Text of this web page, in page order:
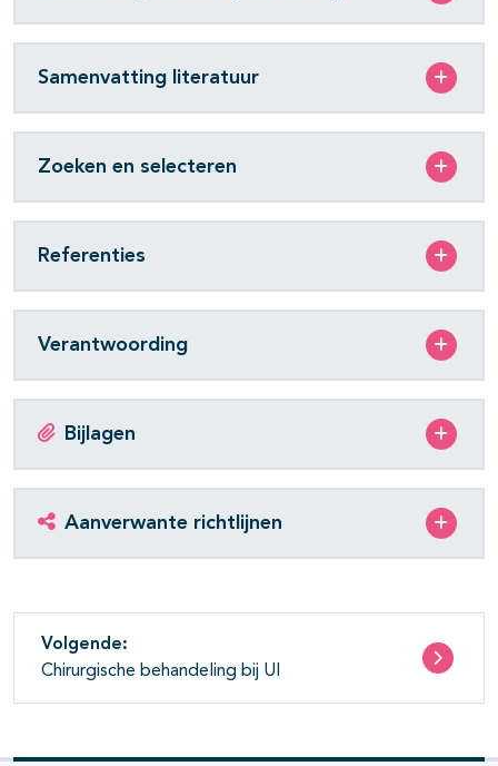
Samenvatting literatuur
Zoeken en selecteren
Referenties
Verantwoording
Bijlagen
Aanverwante richtlijnen
Volgende:
Chirurgische behandeling bij UI